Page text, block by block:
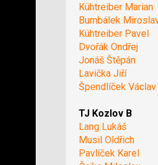
Kühtreiber Marian
Bumbálek
Kühtreiber Pavel
Dvořák Ondřej
Jonáš Štěpán
Lavička Jiří
Špendlíček Václav
TJ Kozlov B
Lang Lukáš
Musil Oldřich
Pavlíček Karel